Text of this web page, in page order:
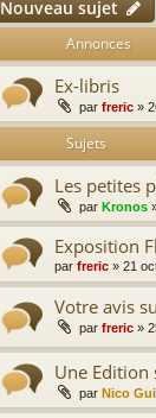
Nouveau sujet
Annonces
Ex-libris
par freric »
Sujets
Les petites
par Kronos
Exposition
par freric » 21
Votre avis
par freric »
Une Edition
par Nico Gui